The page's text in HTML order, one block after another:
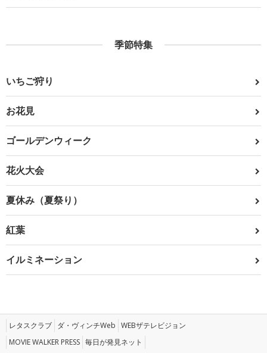
季節特集
いちご狩り
お花見
ゴールデンウィーク
花火大会
夏休み（夏祭り）
紅葉
イルミネーション
レタスクラブ ダ・ヴィンチWeb WEBザテレビジョン
MOVIE WALKER PRESS 毎日が発見ネット